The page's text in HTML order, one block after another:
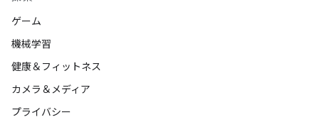
ゲーム
機械学習
健康＆フィットネス
カメラ＆メディア
プライバシー